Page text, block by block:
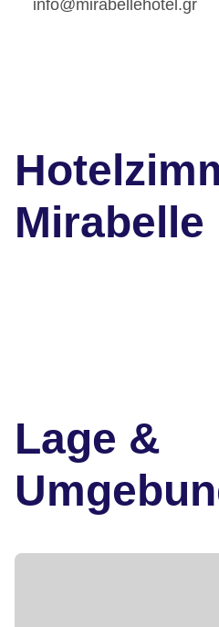
info@mirabellehotel.gr
Mirabelle
Lage &